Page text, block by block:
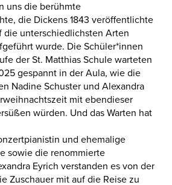
uns die berühmte
die Dickens 1843 veröffentlichte
die unterschiedlichsten Arten
wurde. Die Schüler*innen
der St. Matthias Schule warteten
gespannt in der Aula, wie die
Nadine Schuster und Alexandra
mit ebendieser
würden. Und das Warten hat
und ehemalige
sowie die renommierte
Eyrich verstanden es von der
Zuschauer mit auf die Reise zu